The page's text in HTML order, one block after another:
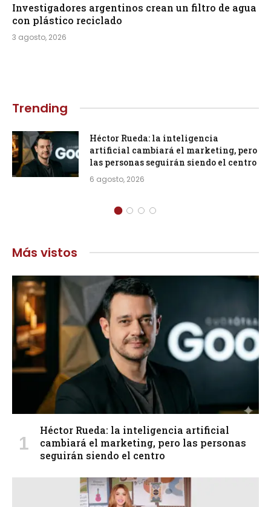
Investigadores argentinos crean un filtro de agua
con plástico reciclado
3 agosto, 2026
Trending
Héctor Rueda: la inteligencia
artificial cambiará el marketing, pero
las personas seguirán siendo el centro
6 agosto, 2026
Más vistos
Héctor Rueda: la inteligencia artificial
cambiará el marketing, pero las personas
seguirán siendo el centro